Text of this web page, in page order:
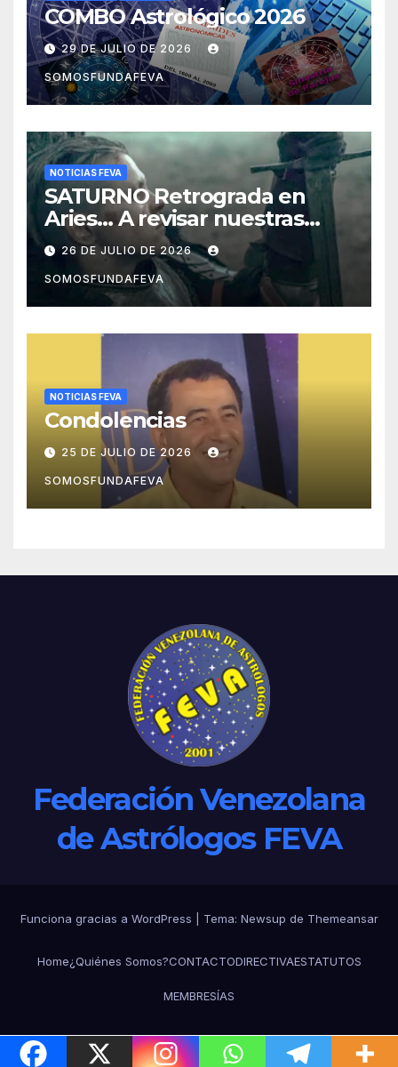
COMBO Astrológico 2026
29 DE JULIO DE 2026
SOMOSFUNDAFEVA
NOTICIAS FEVA
SATURNO Retrograda en
Aries… A revisar nuestras
acciones pasadas y pensar
mejor las futuras
26 DE JULIO DE 2026
SOMOSFUNDAFEVA
NOTICIAS FEVA
Condolencias
25 DE JULIO DE 2026
SOMOSFUNDAFEVA
Federación Venezolana
de Astrólogos FEVA
Funciona gracias a WordPress Tema: Newsup de Themeansar
Home¿Quiénes Somos?CONTACTODIRECTIVAESTATUTOS
MEMBRESÍAS